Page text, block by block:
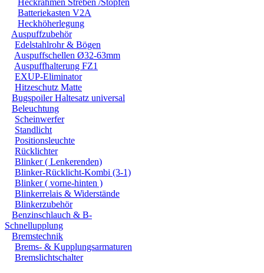
Heckrahmen Streben /Stopfen
Batteriekasten V2A
Heckhöherlegung
Auspuffzubehör
Edelstahlrohr & Bögen
Auspuffschellen Ø32-63mm
Auspuffhalterung FZ1
EXUP-Eliminator
Hitzeschutz Matte
Bugspoiler Haltesatz universal
Beleuchtung
Scheinwerfer
Standlicht
Positionsleuchte
Rücklichter
Blinker ( Lenkerenden)
Blinker-Rücklicht-Kombi (3-1)
Blinker ( vorne-hinten )
Blinkerrelais & Widerstände
Blinkerzubehör
Benzinschlauch & B-
Schnellupplung
Bremstechnik
Brems- & Kupplungsarmaturen
Bremslichtschalter